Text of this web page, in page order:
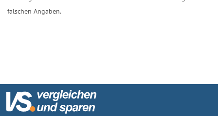
falschen Angaben.